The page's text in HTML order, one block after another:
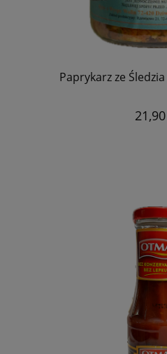
Paprykarz ze
21,90